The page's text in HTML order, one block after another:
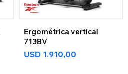
Ergométrica vertical
713BV
USD 1.910,00